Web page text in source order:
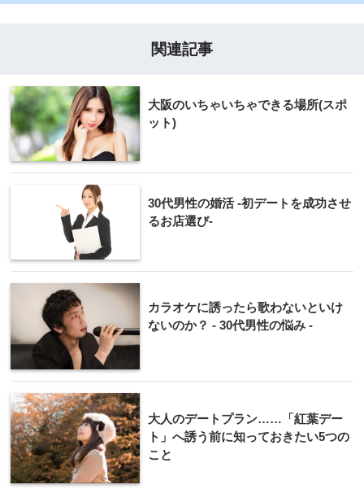
関連記事
大阪のいちゃいちゃできる場所(スポ
ット)
30代男性の婚活 -初デートを成功させ
るお店選び-
カラオケに誘ったら歌わないといけ
ないのか？ - 30代男性の悩み -
大人のデートプラン……「紅葉デー
ト」へ誘う前に知っておきたい5つの
こと